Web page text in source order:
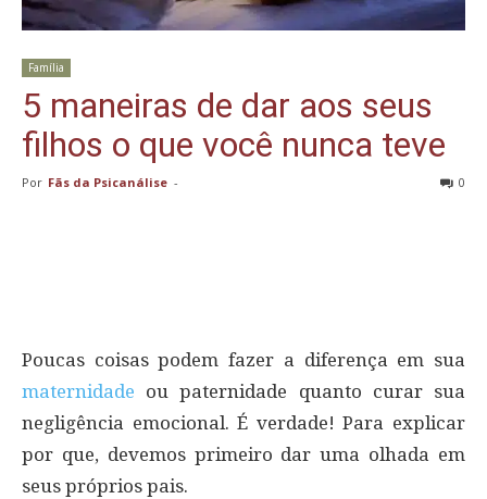
Família
5 maneiras de dar aos seus
filhos o que você nunca teve
Por Fãs da Psicanálise - 0
Poucas coisas podem fazer a diferença em sua
maternidade ou paternidade quanto curar sua
negligência emocional. É verdade! Para explicar
por que, devemos primeiro dar uma olhada em
seus próprios pais.